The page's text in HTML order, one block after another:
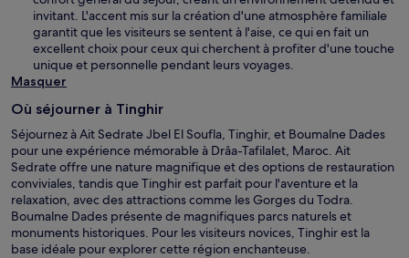
l
e
f
e
n
t
e
a
n
s
u
n
o
u
v
e
l
l
e
f
invitant. L'accent mis sur la création d'une atmosphère familiale
garantit que les visiteurs se sentent à l'aise, ce qui en fait un
excellent choix pour ceux qui cherchent à profiter d'une touche
unique et personnelle pendant leurs voyages.
Masquer
Où séjourner à Tinghir
Séjournez à Ait Sedrate Jbel El Soufla, Tinghir, et Boumalne Dades
pour une expérience mémorable à Drâa-Tafilalet, Maroc. Ait
Sedrate offre une nature magnifique et des options de restauration
conviviales, tandis que Tinghir est parfait pour l'aventure et la
relaxation, avec des attractions comme les Gorges du Todra.
Boumalne Dades présente de magnifiques parcs naturels et
monuments historiques. Pour les visiteurs novices, Tinghir est la
base idéale pour explorer cette région enchanteuse.